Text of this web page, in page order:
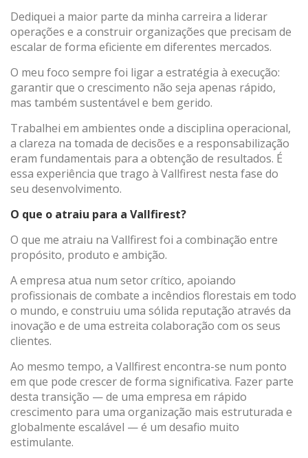
Dediquei a maior parte da minha carreira a liderar
operações e a construir organizações que precisam de
escalar de forma eficiente em diferentes mercados.
O meu foco sempre foi ligar a estratégia à execução:
garantir que o crescimento não seja apenas rápido,
mas também sustentável e bem gerido.
Trabalhei em ambientes onde a disciplina operacional,
a clareza na tomada de decisões e a responsabilização
eram fundamentais para a obtenção de resultados. É
essa experiência que trago à Vallfirest nesta fase do
seu desenvolvimento.
O que o atraiu para a Vallfirest?
O que me atraiu na Vallfirest foi a combinação entre
propósito, produto e ambição.
A empresa atua num setor crítico, apoiando
profissionais de combate a incêndios florestais em todo
o mundo, e construiu uma sólida reputação através da
inovação e de uma estreita colaboração com os seus
clientes.
Ao mesmo tempo, a Vallfirest encontra-se num ponto
em que pode crescer de forma significativa. Fazer parte
desta transição — de uma empresa em rápido
crescimento para uma organização mais estruturada e
globalmente escalável — é um desafio muito
estimulante.
Modificar cookies
Técnico e funcional
Sempre ativo
Este site usa seus próprios cookies para coletar
informações a fim de melhorar nossos serviços. Se
continuar a navegar, aceita a instalação. O utilizador tem a
possibilidade de configurar o seu navegador, podendo, se
assim o desejar, impedir que sejam instalados no seu
disco rígido, embora deva ter presente que tal ação pode